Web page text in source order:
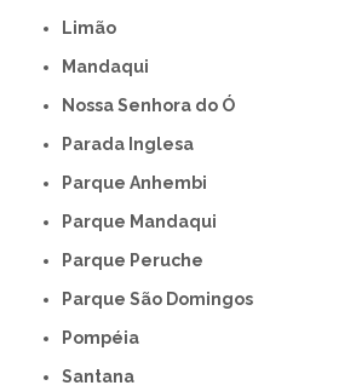
Limão
Mandaqui
Nossa Senhora do Ó
Parada Inglesa
Parque Anhembi
Parque Mandaqui
Parque Peruche
Parque São Domingos
Pompéia
Santana